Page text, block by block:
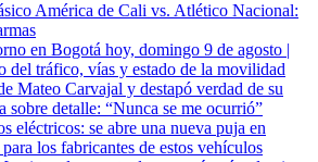
América de Cali vs. Atlético Nacional:
en Bogotá hoy, domingo 9 de agosto |
del tráfico, vías y estado de la movilidad
Mateo Carvajal y destapó verdad de su
sobre detalle: “Nunca se me ocurrió”
eléctricos: se abre una nueva puja en
los fabricantes de estos vehículos